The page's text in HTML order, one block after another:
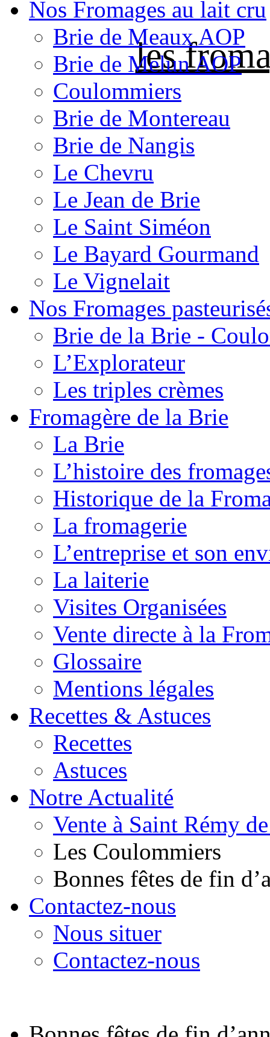
les
Nos Fromages au lait cru
Brie de Meaux AOP
Brie de Melun AOP
Coulommiers
Brie de Montereau
Brie de Nangis
Le Chevru
Le Jean de Brie
Le Saint Siméon
Le Bayard Gourmand
Le Vignelait
Nos Fromages
Brie de la Brie -
L’Explorateur
Les triples crèmes
Fromagère de la Brie
La Brie
L’histoire des
Historique de la
La fromagerie
L’entreprise et son
La laiterie
Visites Organisées
Vente directe à la
Glossaire
Mentions légales
Recettes & Astuces
Recettes
Astuces
Notre Actualité
Vente à Saint Rémy
Les Coulommiers
Bonnes fêtes de fin
Contactez-nous
Nous situer
Contactez-nous